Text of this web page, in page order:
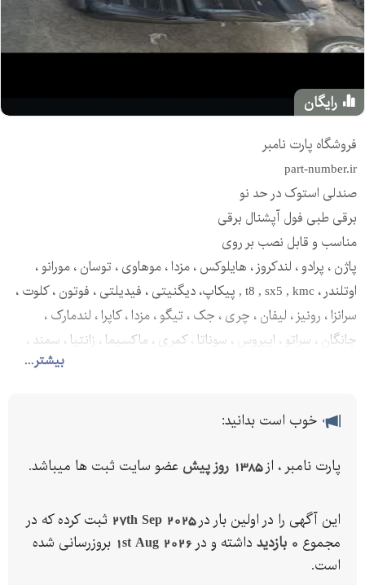
رایگان
بیشتر...
فروشگاه پارت نامبر
part-number.ir
صندلی استوک در حد نو
برقی طبی فول آپشنال برقی
مناسب و قابل نصب بر روی
پاژن ، پرادو ، لندکروز ، هایلوکس ، مزدا ، موهاوی ، توسان ، مورانو ،
اوتلندر ، t8 , sx5 , kmc , پیکاپ، دیگنیتی ، فیدیلتی ، فوتون ، کلوت ،
سرانزا ، رونیز ، لیفان ، چری ، جک ، تیگو ، مزدا ، کاپرا ، لندمارک ،
چانگان ، سراتو ، اپیروس ، سوناتا ، کمری ، ماکسیما ، زانتیا ، سمند ،
پرشیا ، پژو ، پراید ، اطلس ، آریسان ، بی ام و ، بنز ، جگوار ، آئودی ،
خوب است بدانید:
پارت نامبر ، از1385 روز پیش عضو سایت ثبت ها میباشد.
این آگهی را در اولین بار در27th Sep 2025 ثبت کرده که در
مجموع 0 بازدید داشته و در 1st Aug 2026 بروزرسانی شده
است.